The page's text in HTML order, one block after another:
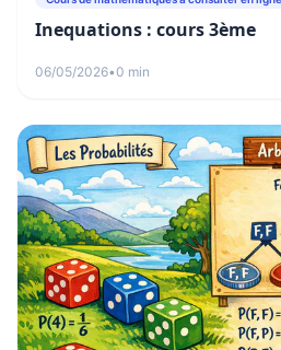
Inequations : cours 3ème
06/05/2026•0 min